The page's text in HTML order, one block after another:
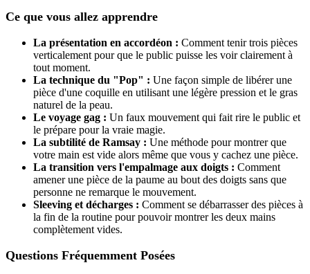
Ce que vous allez apprendre
La présentation en accordéon : Comment tenir trois pièces
verticalement pour que le public puisse les voir clairement à
tout moment.
La technique du "Pop" : Une façon simple de libérer une
pièce d'une coquille en utilisant une légère pression et le gras
naturel de la peau.
Le voyage gag : Un faux mouvement qui fait rire le public et
le prépare pour la vraie magie.
La subtilité de Ramsay : Une méthode pour montrer que
votre main est vide alors même que vous y cachez une pièce.
La transition vers l'empalmage aux doigts : Comment
amener une pièce de la paume au bout des doigts sans que
personne ne remarque le mouvement.
Sleeving et décharges : Comment se débarrasser des pièces à
la fin de la routine pour pouvoir montrer les deux mains
complètement vides.
Questions Fréquemment Posées